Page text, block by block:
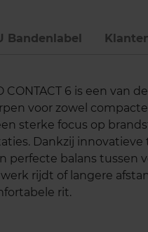
Bandenlabel
CONTACT 6 is een van
voor zowel
sterke focus op
Dankzij
perfecte balans
rijdt of langere
rit.